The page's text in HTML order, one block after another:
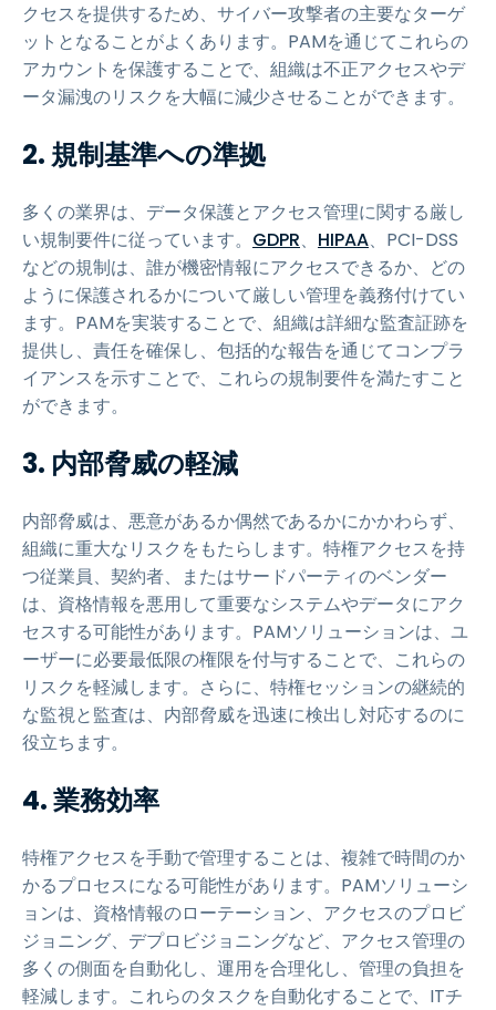
クセスを提供するため、サイバー攻撃者の主要なターゲ
ットとなることがよくあります。PAMを通じてこれらの
アカウントを保護することで、組織は不正アクセスやデ
ータ漏洩のリスクを大幅に減少させることができます。
2. 規制基準への準拠
多くの業界は、データ保護とアクセス管理に関する厳し
い規制要件に従っています。 GDPR、 HIPAA、PCI-DSS
などの規制は、誰が機密情報にアクセスできるか、どの
ように保護されるかについて厳しい管理を義務付けてい
ます。PAMを実装することで、組織は詳細な監査証跡を
提供し、責任を確保し、包括的な報告を通じてコンプラ
イアンスを示すことで、これらの規制要件を満たすこと
ができます。
3. 内部脅威の軽減
内部脅威は、悪意があるか偶然であるかにかかわらず、
組織に重大なリスクをもたらします。特権アクセスを持
つ従業員、契約者、またはサードパーティのベンダー
は、資格情報を悪用して重要なシステムやデータにアク
セスする可能性があります。PAMソリューションは、ユ
ーザーに必要最低限の権限を付与することで、これらの
リスクを軽減します。さらに、特権セッションの継続的
な監視と監査は、内部脅威を迅速に検出し対応するのに
役立ちます。
4. 業務効率
特権アクセスを手動で管理することは、複雑で時間のか
かるプロセスになる可能性があります。PAMソリューシ
ョンは、資格情報のローテーション、アクセスのプロビ
ジョニング、デプロビジョニングなど、アクセス管理の
多くの側面を自動化し、運用を合理化し、管理の負担を
軽減します。これらのタスクを自動化することで、ITチ